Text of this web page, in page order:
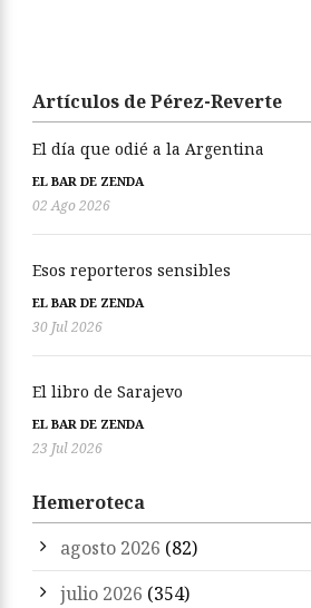
Artículos de Pérez-Reverte
El día que odié a la Argentina
EL BAR DE ZENDA
02 Ago 2026
Esos reporteros sensibles
EL BAR DE ZENDA
30 Jul 2026
El libro de Sarajevo
EL BAR DE ZENDA
23 Jul 2026
Hemeroteca
agosto 2026 (82)
julio 2026 (354)